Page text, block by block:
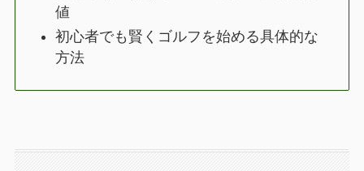
値
初心者でも賢くゴルフを始める具体的な
方法